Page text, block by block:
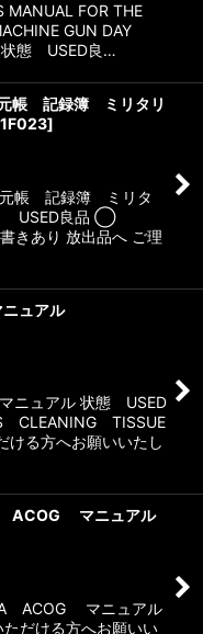
FOR THE
GUN DAY
状態 USED良…
帳 記録簿 ミリタリ
]
帳 記録簿 ミリタ
USED良品 ◯
きあり 放出品へ ご理
ュアル
ニュアル 状態 USED
CLEANING TISSUE
ける方へお願いいたし
ACOG マニュアル
ACOG マニュアル
だける方へお願いい